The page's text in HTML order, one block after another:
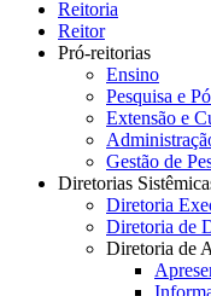
Reitoria
Reitor
Pró-reitorias
Ensino
Pesquisa e
Extensão e
Gestão de
Diretorias
Diretoria
Diretoria de
Diretoria de